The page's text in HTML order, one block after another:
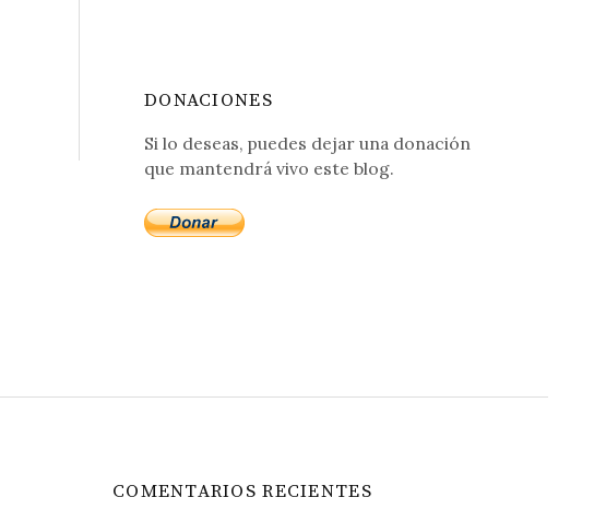
DONACIONES
Si lo deseas, puedes dejar una donación
que mantendrá vivo este blog.
COMENTARIOS RECIENTES